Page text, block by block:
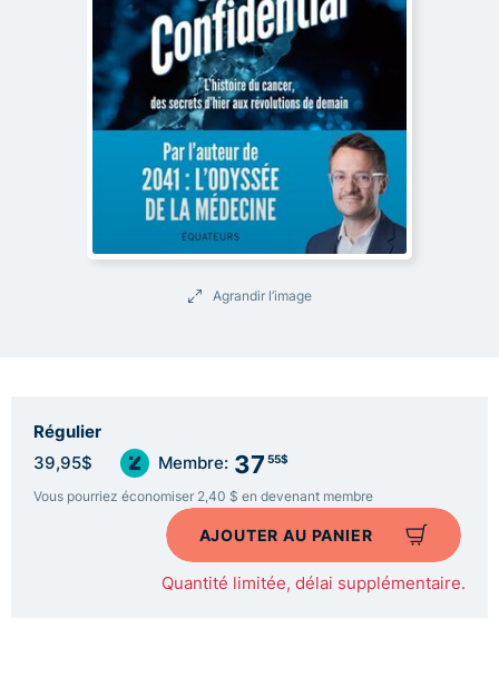
Agrandir l’image
Régulier
39,95$ Membre: 37 55$
Vous pourriez économiser 2,40 $ en devenant membre
AJOUTER AU PANIER
Quantité limitée, délai supplémentaire.